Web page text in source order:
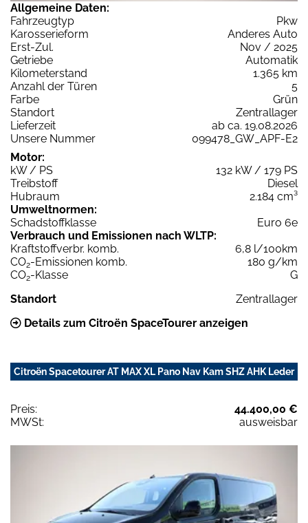
Allgemeine Daten:
Fahrzeugtyp
Pkw
Karosserieform
Anderes Auto
Erst-Zul.
Nov / 2025
Getriebe
Automatik
Kilometerstand
1.365 km
Anzahl der Türen
5
Farbe
Grün
Standort
Zentrallager
Lieferzeit
ab ca. 19.08.2026
Unsere Nummer
099478_GW_APF-E2
Motor:
kW / PS
132 kW / 179 PS
Treibstoff
Diesel
Hubraum
2.184 cm³
Umweltnormen:
Schadstoffklasse
Euro 6e
Verbrauch und Emissionen nach WLTP:
Kraftstoffverbr. komb.
6,8 l/100km
CO2-Emissionen komb.
180 g/km
CO2-Klasse
G
Standort
Zentrallager
Details zum Citroën SpaceTourer anzeigen
Citroën Spacetourer AT MAX XL Pano Nav Kam SHZ AHK Leder
Preis:
44.400,00 €
MWSt:
ausweisbar